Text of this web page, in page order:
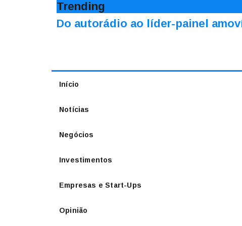
Trending
Do autorádio ao líder-painel
Início
Notícias
Negócios
Investimentos
Empresas e Start-Ups
Opinião